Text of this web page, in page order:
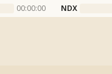
00:00:00 NDX